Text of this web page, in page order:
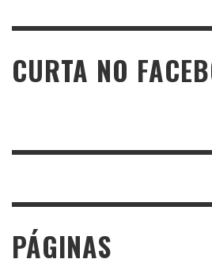
CURTA NO
PÁGINAS